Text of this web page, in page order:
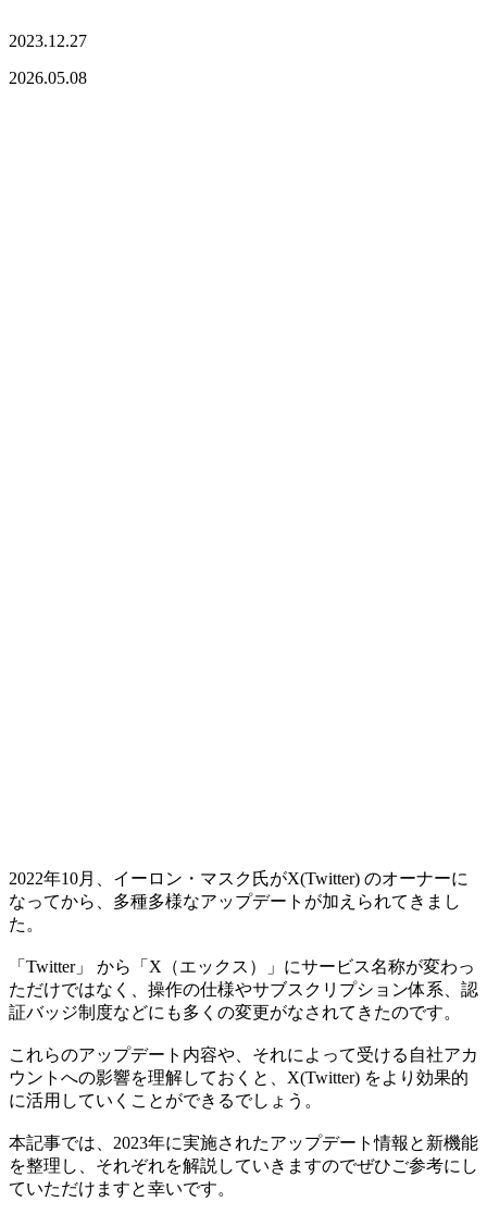
2023.12.27
2026.05.08
2022年10月、イーロン・マスク氏がX(Twitter) のオーナーに
なってから、多種多様なアップデートが加えられてきまし
た。
「Twitter」 から「X（エックス）」にサービス名称が変わっ
ただけではなく、操作の仕様やサブスクリプション体系、認
証バッジ制度などにも多くの変更がなされてきたのです。
これらのアップデート内容や、それによって受ける自社アカ
ウントへの影響を理解しておくと、X(Twitter) をより効果的
に活用していくことができるでしょう。
本記事では、2023年に実施されたアップデート情報と新機能
を整理し、それぞれを解説していきますのでぜひご参考にし
ていただけますと幸いです。